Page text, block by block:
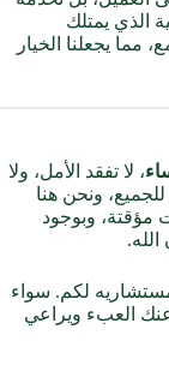
الذي يمتلك
يجعلنا الخيار
، لا تفقد الأمل، ولا
ونحن هنا
وبوجود
لكم. سواء
العبء ويراعي